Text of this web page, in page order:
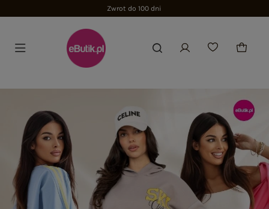
Zwrot do 100 dni